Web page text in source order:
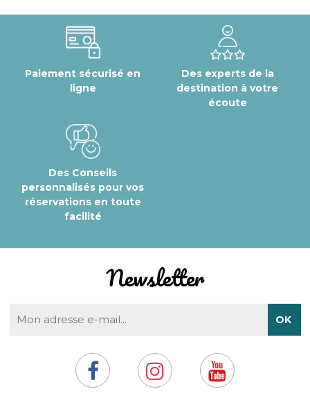
Paiement sécurisé en
ligne
Des experts de la
destination à votre
écoute
Des Conseils
personnalisés pour vos
réservations en toute
facilité
Newsletter